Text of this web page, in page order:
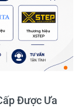
Được Ưa